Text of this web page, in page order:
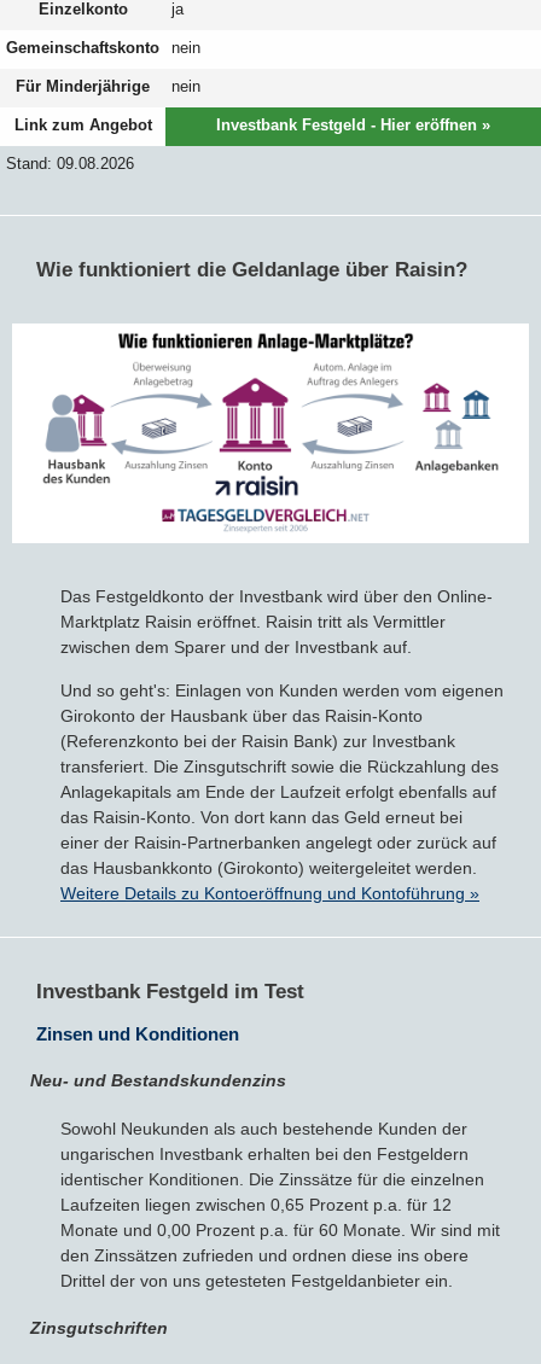
Einzelkonto ja
Gemeinschaftskonto nein
Für Minderjährige nein
Link zum Angebot Investbank Festgeld - Hier eröffnen »
Stand: 09.08.2026
Wie funktioniert die Geldanlage über Raisin?
Das Festgeldkonto der Investbank wird über den Online-
Marktplatz Raisin eröffnet. Raisin tritt als Vermittler
zwischen dem Sparer und der Investbank auf.
Und so geht's: Einlagen von Kunden werden vom eigenen
Girokonto der Hausbank über das Raisin-Konto
(Referenzkonto bei der Raisin Bank) zur Investbank
transferiert. Die Zinsgutschrift sowie die Rückzahlung des
Anlagekapitals am Ende der Laufzeit erfolgt ebenfalls auf
das Raisin-Konto. Von dort kann das Geld erneut bei
einer der Raisin-Partnerbanken angelegt oder zurück auf
das Hausbankkonto (Girokonto) weitergeleitet werden.
Weitere Details zu Kontoeröffnung und Kontoführung »
Investbank Festgeld im Test
Zinsen und Konditionen
Neu- und Bestandskundenzins
Sowohl Neukunden als auch bestehende Kunden der
ungarischen Investbank erhalten bei den Festgeldern
identischer Konditionen. Die Zinssätze für die einzelnen
Laufzeiten liegen zwischen 0,65 Prozent p.a. für 12
Monate und 0,00 Prozent p.a. für 60 Monate. Wir sind mit
den Zinssätzen zufrieden und ordnen diese ins obere
Drittel der von uns getesteten Festgeldanbieter ein.
Zinsgutschriften